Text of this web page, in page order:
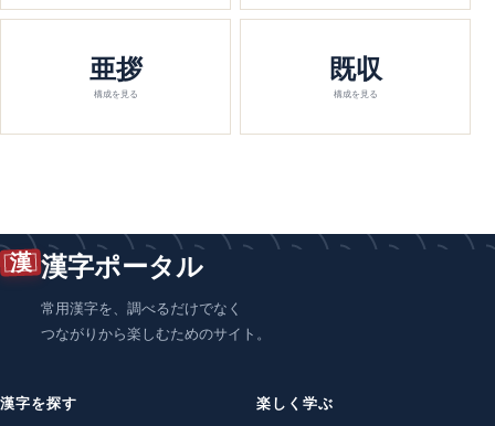
亜拶
構成を見る
既収
構成を見る
漢 漢字ポータル
常用漢字を、調べるだけでなく
つながりから楽しむためのサイト。
漢字を探す 楽しく学ぶ